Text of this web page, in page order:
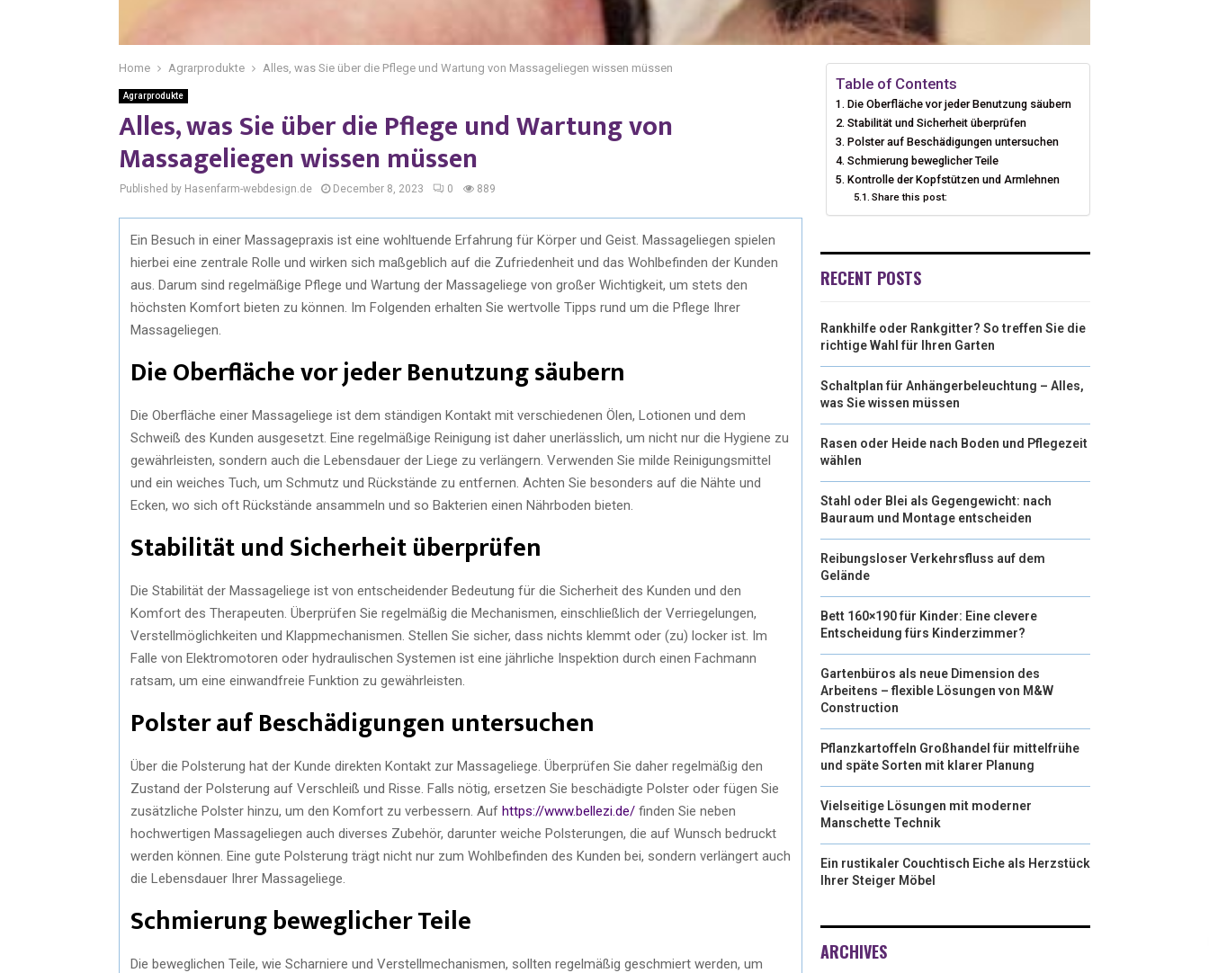
Home Agrarprodukte Alles, was Sie über die Pflege und Wartung von Massageliegen wissen müssen
Agrarprodukte
Alles, was Sie über die Pflege und Wartung von
Massageliegen wissen müssen
Published by Hasenfarm-webdesign.de December 8, 2023 0 889
Ein Besuch in einer Massagepraxis ist eine wohltuende Erfahrung für Körper und Geist. Massageliegen spielen
hierbei eine zentrale Rolle und wirken sich maßgeblich auf die Zufriedenheit und das Wohlbefinden der Kunden
aus. Darum sind regelmäßige Pflege und Wartung der Massageliege von großer Wichtigkeit, um stets den
höchsten Komfort bieten zu können. Im Folgenden erhalten Sie wertvolle Tipps rund um die Pflege Ihrer
Massageliegen.
Die Oberfläche vor jeder Benutzung säubern
Die Oberfläche einer Massageliege ist dem ständigen Kontakt mit verschiedenen Ölen, Lotionen und dem
Schweiß des Kunden ausgesetzt. Eine regelmäßige Reinigung ist daher unerlässlich, um nicht nur die Hygiene zu
gewährleisten, sondern auch die Lebensdauer der Liege zu verlängern. Verwenden Sie milde Reinigungsmittel
und ein weiches Tuch, um Schmutz und Rückstände zu entfernen. Achten Sie besonders auf die Nähte und
Ecken, wo sich oft Rückstände ansammeln und so Bakterien einen Nährboden bieten.
Stabilität und Sicherheit überprüfen
Die Stabilität der Massageliege ist von entscheidender Bedeutung für die Sicherheit des Kunden und den
Komfort des Therapeuten. Überprüfen Sie regelmäßig die Mechanismen, einschließlich der Verriegelungen,
Verstellmöglichkeiten und Klappmechanismen. Stellen Sie sicher, dass nichts klemmt oder (zu) locker ist. Im
Falle von Elektromotoren oder hydraulischen Systemen ist eine jährliche Inspektion durch einen Fachmann
ratsam, um eine einwandfreie Funktion zu gewährleisten.
Polster auf Beschädigungen untersuchen
Über die Polsterung hat der Kunde direkten Kontakt zur Massageliege. Überprüfen Sie daher regelmäßig den
Zustand der Polsterung auf Verschleiß und Risse. Falls nötig, ersetzen Sie beschädigte Polster oder fügen Sie
zusätzliche Polster hinzu, um den Komfort zu verbessern. Auf https://www.bellezi.de/ finden Sie neben
hochwertigen Massageliegen auch diverses Zubehör, darunter weiche Polsterungen, die auf Wunsch bedruckt
werden können. Eine gute Polsterung trägt nicht nur zum Wohlbefinden des Kunden bei, sondern verlängert auch
die Lebensdauer Ihrer Massageliege.
Schmierung beweglicher Teile
Die beweglichen Teile, wie Scharniere und Verstellmechanismen, sollten regelmäßig geschmiert werden, um
Table of Contents
Die Oberfläche vor jeder Benutzung säubern
Stabilität und Sicherheit überprüfen
Polster auf Beschädigungen untersuchen
Schmierung beweglicher Teile
Kontrolle der Kopfstützen und Armlehnen
Share this post:
RECENT POSTS
Rankhilfe oder Rankgitter? So treffen Sie die
richtige Wahl für Ihren Garten
Schaltplan für Anhängerbeleuchtung – Alles,
was Sie wissen müssen
Rasen oder Heide nach Boden und Pflegezeit
wählen
Stahl oder Blei als Gegengewicht: nach
Bauraum und Montage entscheiden
Reibungsloser Verkehrsfluss auf dem
Gelände
Bett 160×190 für Kinder: Eine clevere
Entscheidung fürs Kinderzimmer?
Gartenbüros als neue Dimension des
Arbeitens – flexible Lösungen von M&W
Construction
Pflanzkartoffeln Großhandel für mittelfrühe
und späte Sorten mit klarer Planung
Vielseitige Lösungen mit moderner
Manschette Technik
Ein rustikaler Couchtisch Eiche als Herzstück
Ihrer Steiger Möbel
ARCHIVES